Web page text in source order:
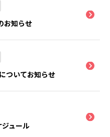
お知らせ
についてお知らせ
ュール